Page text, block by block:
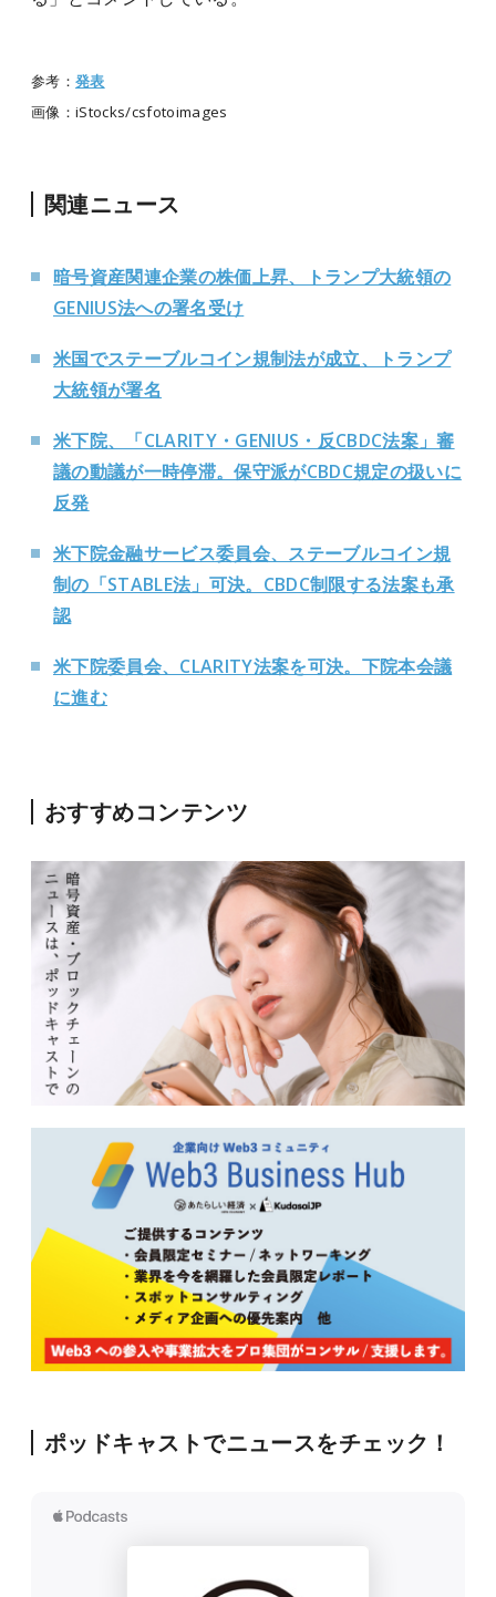
参考： 発表
画像：iStocks/csfotoimages
関連ニュース
暗号資産関連企業の株価上昇、トランプ大統領の
GENIUS法への署名受け
米国でステーブルコイン規制法が成立、トランプ
大統領が署名
米下院、「CLARITY・GENIUS・反CBDC法案」審
議の動議が一時停滞。保守派がCBDC規定の扱いに
反発
米下院金融サービス委員会、ステーブルコイン規
制の「STABLE法」可決。CBDC制限する法案も承
認
米下院委員会、CLARITY法案を可決。下院本会議
に進む
おすすめコンテンツ
ポッドキャストでニュースをチェック！